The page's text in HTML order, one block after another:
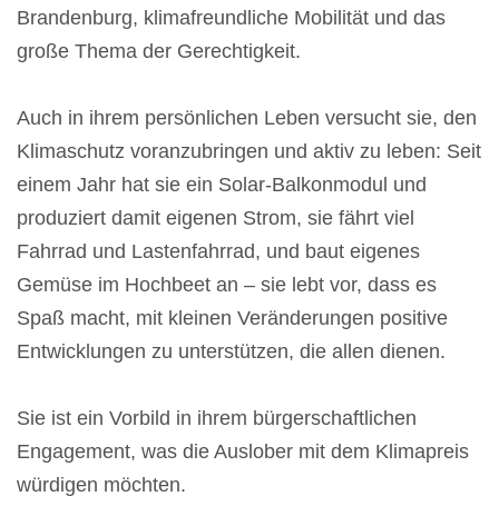
Brandenburg, klimafreundliche Mobilität und das
große Thema der Gerechtigkeit.
Auch in ihrem persönlichen Leben versucht sie, den
Klimaschutz voranzubringen und aktiv zu leben: Seit
einem Jahr hat sie ein Solar-Balkonmodul und
produziert damit eigenen Strom, sie fährt viel
Fahrrad und Lastenfahrrad, und baut eigenes
Gemüse im Hochbeet an – sie lebt vor, dass es
Spaß macht, mit kleinen Veränderungen positive
Entwicklungen zu unterstützen, die allen dienen.
Sie ist ein Vorbild in ihrem bürgerschaftlichen
Engagement, was die Auslober mit dem Klimapreis
würdigen möchten.